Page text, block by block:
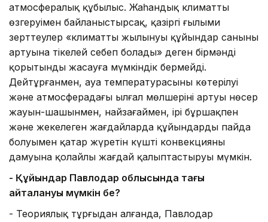
атмосфералық құбылыс. Жаһандық климаттың
өзгеруімен байланыстырсақ, қазіргі ғылыми
зерттеулер «климаттың жылынуы құйындар санының
артуына тікелей себеп болады» деген бірмәнді
қорытынды жасауға мүмкіндік бермейді.
Дейтұрғанмен, ауа температурасының көтерілуі
және атмосферадағы ылғал мөлшерінің артуы нөсер
жауын-шашынмен, найзағаймен, ірі бұршақпен
және жекелеген жағдайларда құйындардың пайда
болуымен қатар жүретін күшті конвекцияның
дамуына қолайлы жағдай қалыптастыруы мүмкін.
- Құйындар Павлодар облысында тағы
қайталануы мүмкін бе?
- Теориялық тұрғыдан алғанда, Павлодар